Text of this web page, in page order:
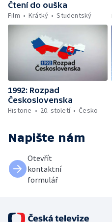
Čtení do ouška
Film
Krátký Studentský
1992: Rozpad
Československa
Historie
20. století Česko
Napište nám
Otevřít
kontaktní
formulář